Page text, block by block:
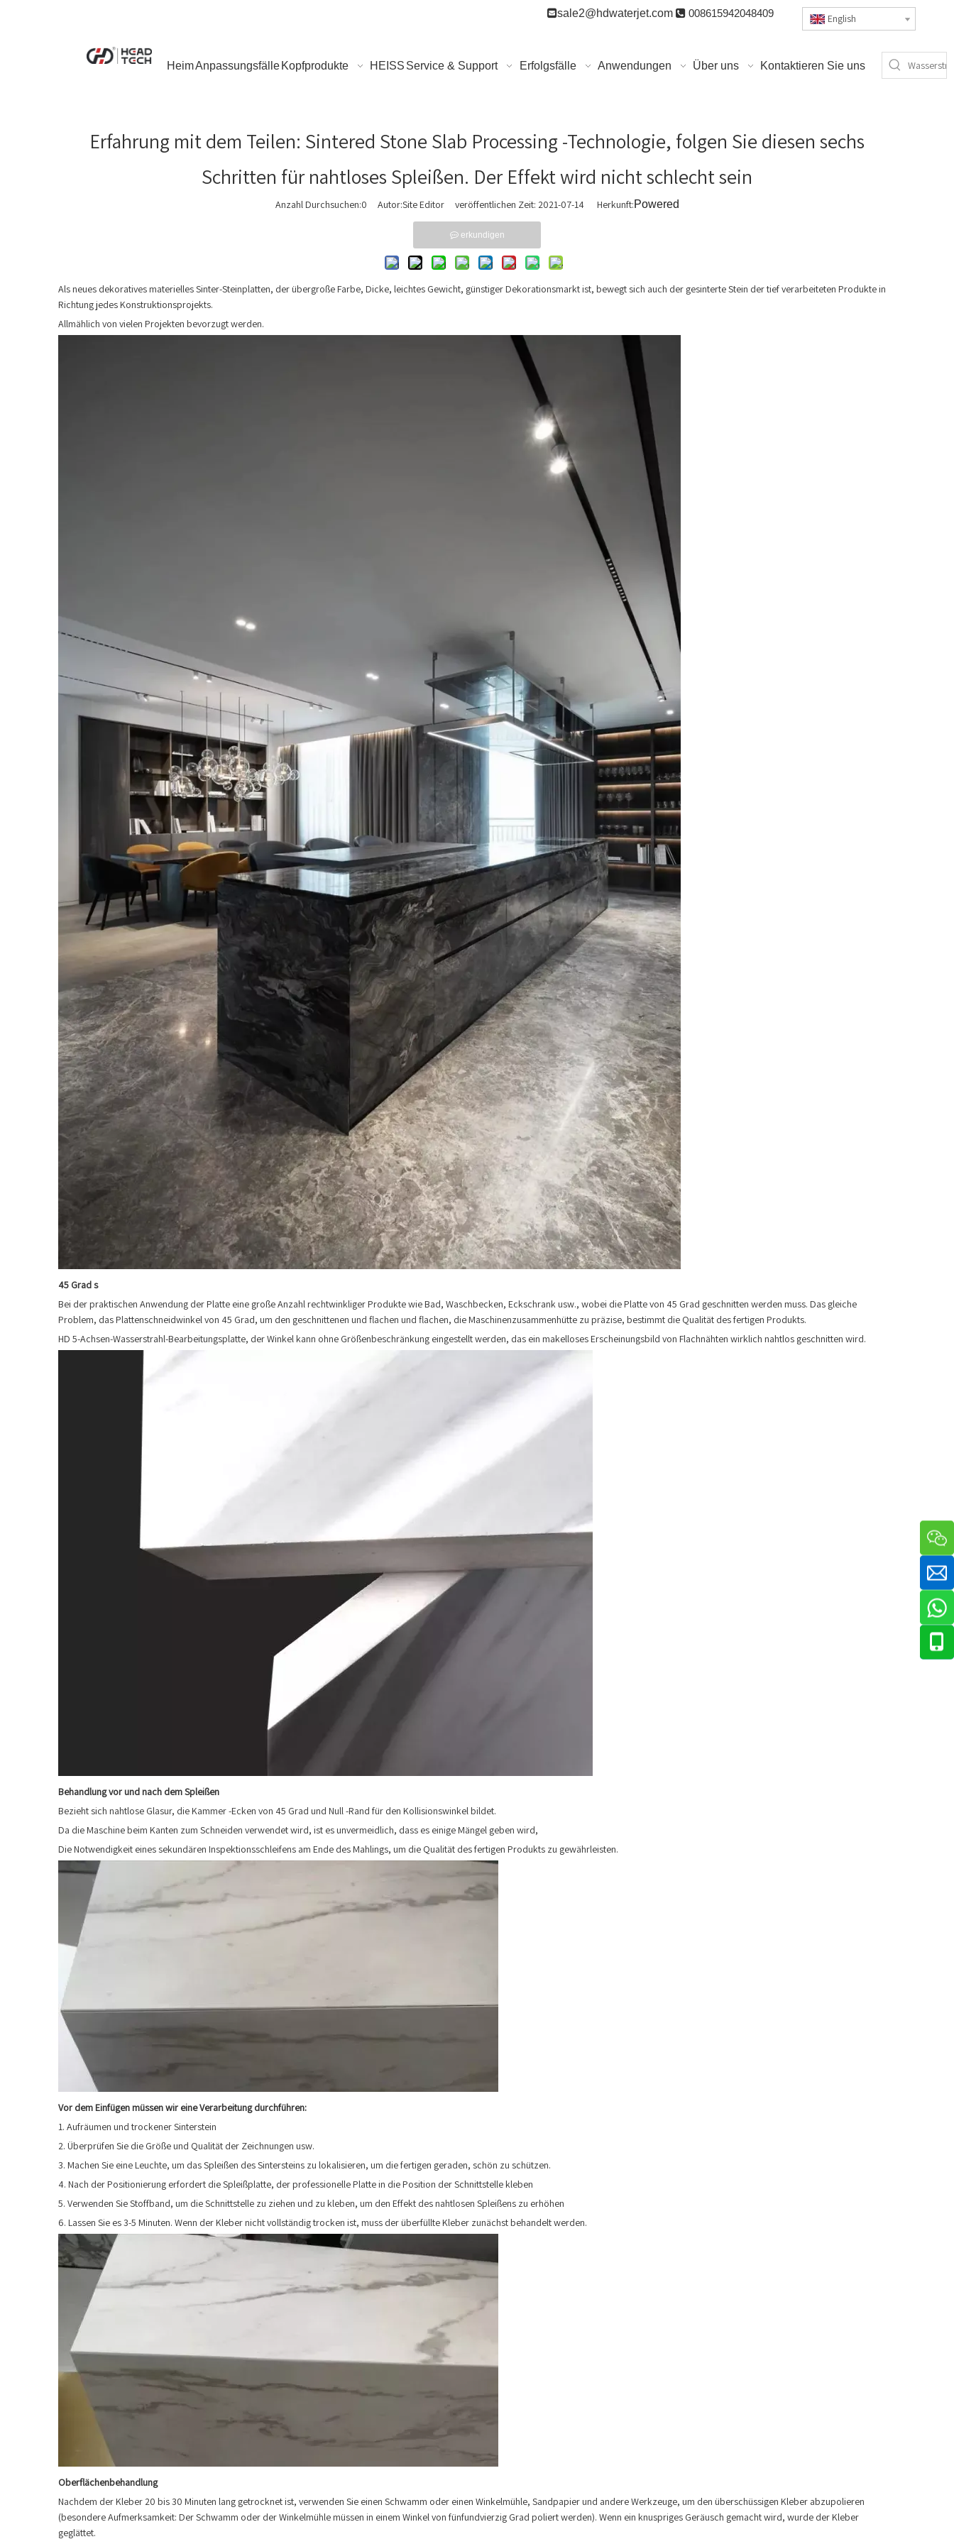
sale2@hdwaterjet.com  008615942048409 English
HeimAnpassungsfälle Kopfprodukte HEISS Service & Support Erfolgsfälle Anwendungen Über uns Kontaktieren Sie uns
Erfahrung mit dem Teilen: Sintered Stone Slab Processing -Technologie, folgen Sie diesen sechs
Schritten für nahtloses Spleißen. Der Effekt wird nicht schlecht sein
Anzahl Durchsuchen:0 Autor:Site Editor veröffentlichen Zeit: 2021-07-14 Herkunft:Powered
erkundigen
Als neues dekoratives materielles Sinter-Steinplatten, der übergroße Farbe, Dicke, leichtes Gewicht, günstiger Dekorationsmarkt ist, bewegt sich auch der gesinterte Stein der tief verarbeiteten Produkte in
Richtung jedes Konstruktionsprojekts.
Allmählich von vielen Projekten bevorzugt werden.
45 Grads
Bei der praktischen Anwendung der Platte eine große Anzahl rechtwinkliger Produkte wie Bad, Waschbecken, Eckschrank usw., wobei die Platte von 45 Grad geschnitten werden muss. Das gleiche
Problem, das Plattenschneidwinkel von 45 Grad, um den geschnittenen und flachen und flachen, die Maschinenzusammenhütte zu präzise, bestimmt die Qualität des fertigen Produkts.
HD 5-Achsen-Wasserstrahl-Bearbeitungsplatte, der Winkel kann ohne Größenbeschränkung eingestellt werden, das ein makelloses Erscheinungsbild von Flachnähten wirklich nahtlos geschnitten wird.
Behandlung vor und nach dem Spleißen
Bezieht sich nahtlose Glasur, die Kammer -Ecken von 45 Grad und Null -Rand für den Kollisionswinkel bildet.
Da die Maschine beim Kanten zum Schneiden verwendet wird, ist es unvermeidlich, dass es einige Mängel geben wird,
Die Notwendigkeit eines sekundären Inspektionsschleifens am Ende des Mahlings, um die Qualität des fertigen Produkts zu gewährleisten.
Vor dem Einfügen müssen wir eine Verarbeitung durchführen:
1. Aufräumen und trockener Sinterstein
2. Überprüfen Sie die Größe und Qualität der Zeichnungen usw.
3. Machen Sie eine Leuchte, um das Spleißen des Sintersteins zu lokalisieren, um die fertigen geraden, schön zu schützen.
4. Nach der Positionierung erfordert die Spleißplatte, der professionelle Platte in die Position der Schnittstelle kleben
5. Verwenden Sie Stoffband, um die Schnittstelle zu ziehen und zu kleben, um den Effekt des nahtlosen Spleißens zu erhöhen
6. Lassen Sie es 3-5 Minuten. Wenn der Kleber nicht vollständig trocken ist, muss der überfüllte Kleber zunächst behandelt werden.
Oberflächenbehandlung
Nachdem der Kleber 20 bis 30 Minuten lang getrocknet ist, verwenden Sie einen Schwamm oder einen Winkelmühle, Sandpapier und andere Werkzeuge, um den überschüssigen Kleber abzupolieren
(besondere Aufmerksamkeit: Der Schwamm oder der Winkelmühle müssen in einem Winkel von fünfundvierzig Grad poliert werden). Wenn ein knuspriges Geräusch gemacht wird, wurde der Kleber
geglättet.